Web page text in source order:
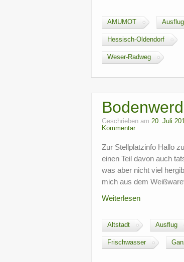
AMUMOT Ausflug
Hessisch-Oldendorf
Weser-Radweg
Geschrieben am 20. Juli
Kommentar
Zur Stellplatzinfo Hallo
einen Teil davon auch
was aber nicht viel
mich aus dem
Weiterlesen
Altstadt Ausflug
Frischwasser